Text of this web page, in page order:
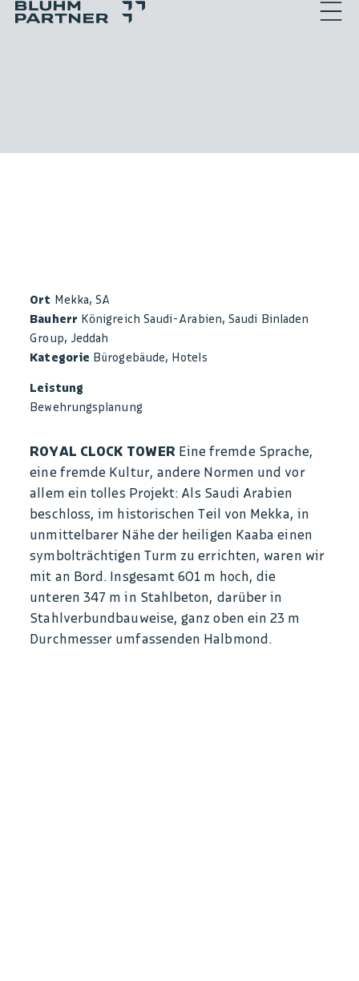
Bluhm Partner
Menu
Ort Mekka, SA
Bauherr Königreich Saudi-Arabien, Saudi Binladen
Group, Jeddah
Kategorie Bürogebäude, Hotels
Leistung
Bewehrungsplanung
ROYAL CLOCK TOWER Eine fremde Sprache,
eine fremde Kultur, andere Normen und vor
allem ein tolles Projekt: Als Saudi Arabien
beschloss, im historischen Teil von Mekka, in
unmittelbarer Nähe der heiligen Kaaba einen
symbolträchtigen Turm zu errichten, waren wir
mit an Bord. Insgesamt 601 m hoch, die
unteren 347 m in Stahlbeton, darüber in
Stahlverbundbauweise, ganz oben ein 23 m
Durchmesser umfassenden Halbmond.